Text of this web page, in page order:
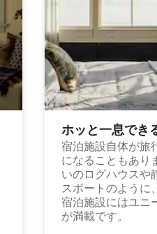
ホッと一⁠息⁠で⁠き⁠
宿泊施設自体が旅
になることもあり
いのログハウスや
スボートのように
宿泊施設にはユニ
が満載です。